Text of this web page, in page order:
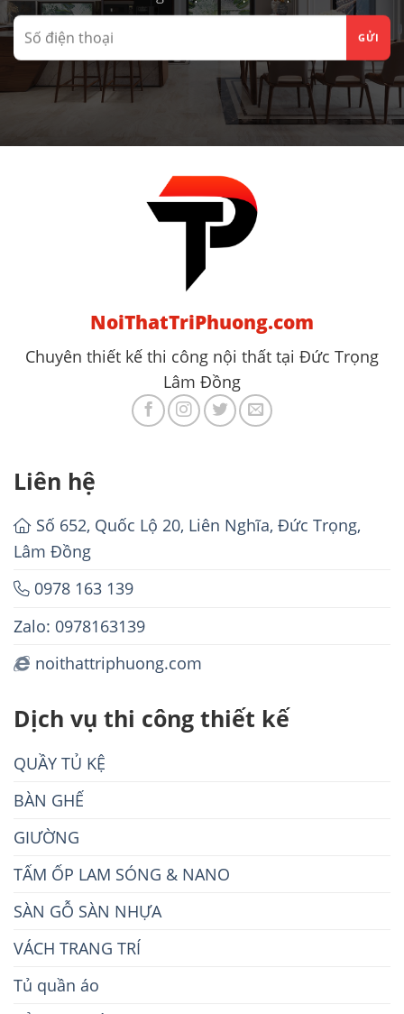
NoiThatTriPhuong.com
Chuyên thiết kế thi công nội thất tại Đức Trọng
Lâm Đồng
Liên hệ
Số 652, Quốc Lộ 20, Liên Nghĩa, Đức Trọng,
Lâm Đồng
0978 163 139
Zalo: 0978163139
noithattriphuong.com
Dịch vụ thi công thiết kế
QUẦY TỦ KỆ
BÀN GHẾ
GIƯỜNG
TẤM ỐP LAM SÓNG & NANO
SÀN GỖ SÀN NHỰA
VÁCH TRANG TRÍ
Tủ quần áo